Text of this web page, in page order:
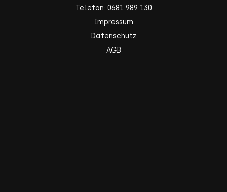
Telefon: 0681 989 130
Impressum
Datenschutz
AGB